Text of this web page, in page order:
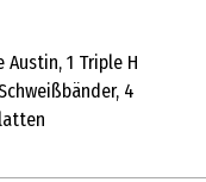
Austin, 1 Triple H
4